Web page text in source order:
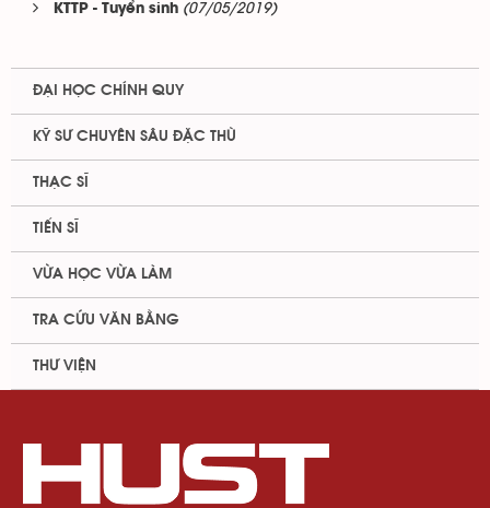
KTTP - Tuyển sinh (07/05/2019)
ĐẠI HỌC CHÍNH QUY
KỸ SƯ CHUYÊN SÂU ĐẶC THÙ
THẠC SĨ
TIẾN SĨ
VỪA HỌC VỪA LÀM
TRA CỨU VĂN BẰNG
THƯ VIỆN